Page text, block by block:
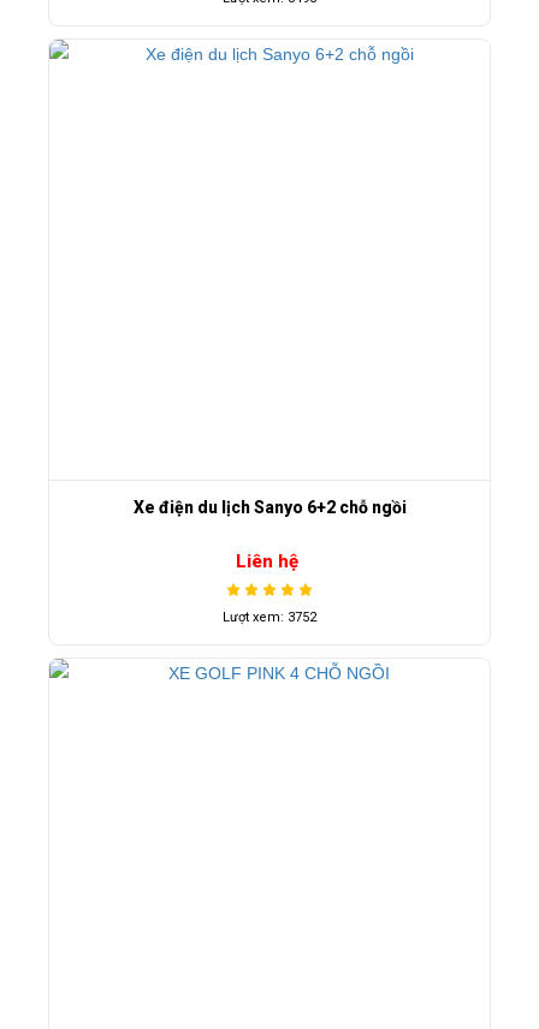
Xe điện du lịch Sanyo 6+2 chỗ ngồi
Liên hệ
Lượt xem: 3752